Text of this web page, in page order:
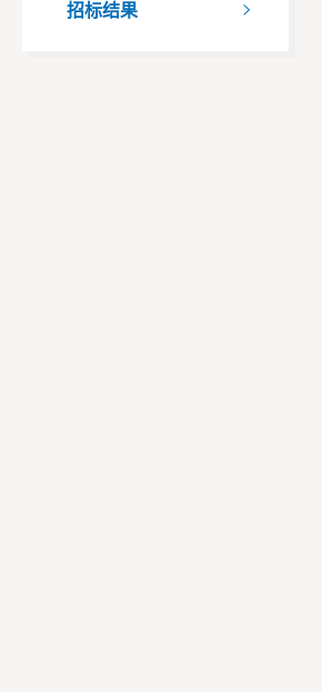

招标结果